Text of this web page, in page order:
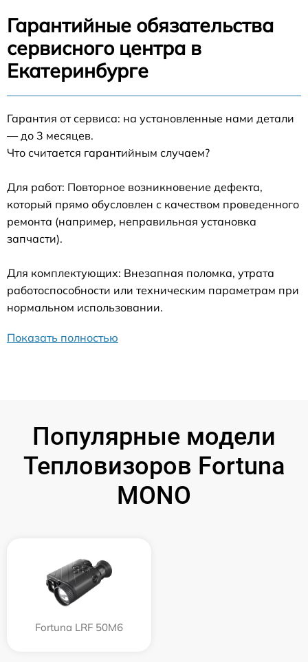
Гарантийные обязательства
сервисного центра в
Екатеринбурге
Гарантия от сервиса: на установленные нами детали
— до 3 месяцев.
Что считается гарантийным случаем?
Для работ: Повторное возникновение дефекта,
который прямо обусловлен с качеством проведенного
ремонта (например, неправильная установка
запчасти).
Для комплектующих: Внезапная поломка, утрата
работоспособности или техническим параметрам при
нормальном использовании.
Показать полностью
Популярные модели
Тепловизоров Fortuna
MONO
Fortuna LRF 50M6